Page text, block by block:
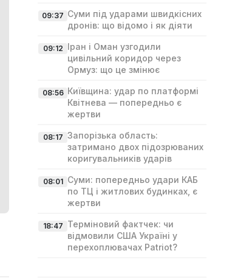
09:37 Суми під ударами швидкісних
дронів: що відомо і як діяти
09:12 Іран і Оман узгодили
цивільний коридор через
Ормуз: що це змінює
08:56 Київщина: удар по платформі
Квітнева — попередньо є
жертви
08:17 Запорізька область:
затримано двох підозрюваних
коригувальників ударів
08:01 Суми: попередньо удари КАБ
по ТЦ і житлових будинках, є
жертви
18:47 Терміновий фактчек: чи
відмовили США Україні у
перехоплювачах Patriot?